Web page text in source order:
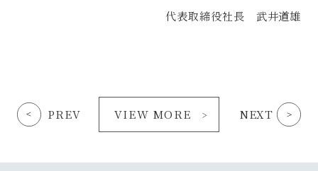
代表取締役社長 武井道雄
PREV VIEW MORE NEXT